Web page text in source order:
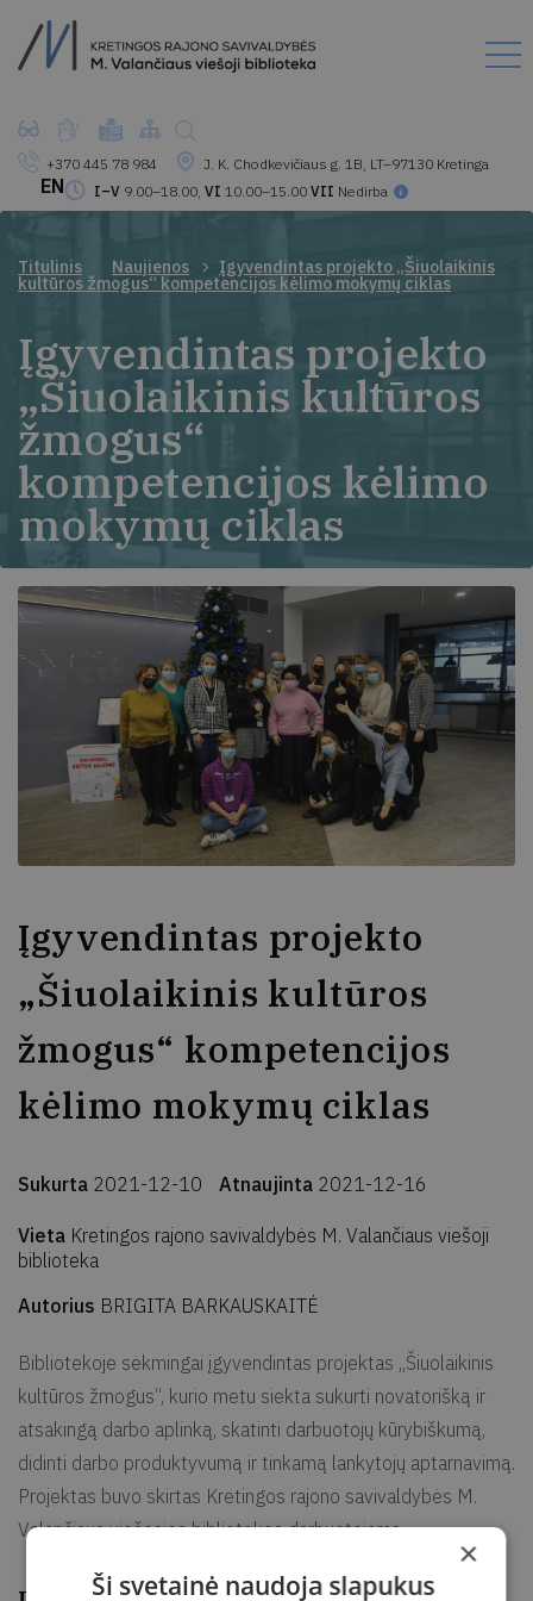
+370 445 78 984
J. K. Chodkevičiaus g. 1B, LT–97130 Kretinga
I–V 9.00–18.00, VI 10.00–15.00 VII Nedirba
EN
Titulinis Naujienos Įgyvendintas projekto „Šiuolaikinis
kultūros žmogus“ kompetencijos kėlimo mokymų ciklas
Įgyvendintas projekto
„Šiuolaikinis kultūros
žmogus“
kompetencijos kėlimo
mokymų ciklas
Įgyvendintas projekto
„Šiuolaikinis kultūros
žmogus“ kompetencijos
kėlimo mokymų ciklas
Sukurta 2021-12-10 Atnaujinta 2021-12-16
Vieta Kretingos rajono savivaldybės M. Valančiaus viešoji
biblioteka
Autorius BRIGITA BARKAUSKAITĖ
Bibliotekoje sėkmingai įgyvendintas projektas „Šiuolaikinis
kultūros žmogus“, kurio metu siekta sukurti novatorišką ir
atsakingą darbo aplinką, skatinti darbuotojų kūrybiškumą,
didinti darbo produktyvumą ir tinkamą lankytojų aptarnavimą.
Projektas buvo skirtas Kretingos rajono savivaldybės M.
Valančiaus viešosios bibliotekos darbuotojams.
×
Ši svetainė naudoja slapukus